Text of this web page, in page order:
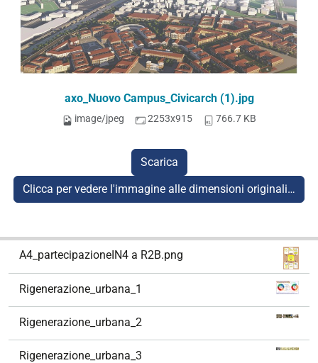
axo_Nuovo Campus_Civicarch (1).jpg
image/jpeg 2253x915 766.7 KB
Scarica
Clicca per vedere l'immagine alle dimensioni originali…
A4_partecipazioneIN4 a R2B.png
Rigenerazione_urbana_1
Rigenerazione_urbana_2
Rigenerazione_urbana_3